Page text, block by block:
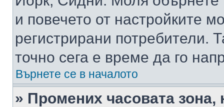
и повечето от настройките
регистрирани потребители.
точно сега е време да го
Върнете се в началото
» Промених часовата